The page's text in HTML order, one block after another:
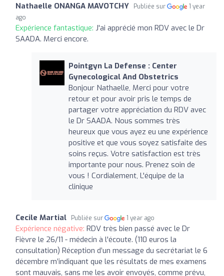
Nathaelle ONANGA MAVOTCHY Publiée sur
1 year
ago
Expérience fantastique: J'ai apprécié mon RDV avec le Dr
SAADA. Merci encore.
Pointgyn La Defense : Center
Gynecological And Obstetrics
Bonjour Nathaelle, Merci pour votre
retour et pour avoir pris le temps de
partager votre appréciation du RDV avec
le Dr SAADA. Nous sommes très
heureux que vous ayez eu une expérience
positive et que vous soyez satisfaite des
soins reçus. Votre satisfaction est très
importante pour nous. Prenez soin de
vous ! Cordialement, L'équipe de la
clinique
Cecile Martial Publiée sur 1 year ago
Expérience négative: RDV très bien passé avec le Dr
Fièvre le 26/11 - médecin à l'écoute. (110 euros la
consultation) Réception d’un message du secrétariat le 6
décembre m’indiquant que les résultats de mes examens
sont mauvais, sans me les avoir envoyés, comme prévu,